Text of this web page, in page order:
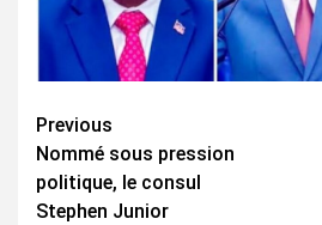
Continue
Reading
Previous
Nommé sous pression
politique, le consul
Stephen Junior